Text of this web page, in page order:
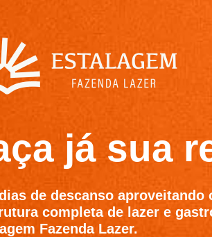
já sua
de descanso aproveitando
completa de lazer e
Fazenda Lazer.